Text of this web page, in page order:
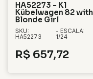
HA52273 – K1
Kübelwagen 82 with
Blonde Girl
SKU:
HA52273
- ESCALA:
1/24
R$ 657,72